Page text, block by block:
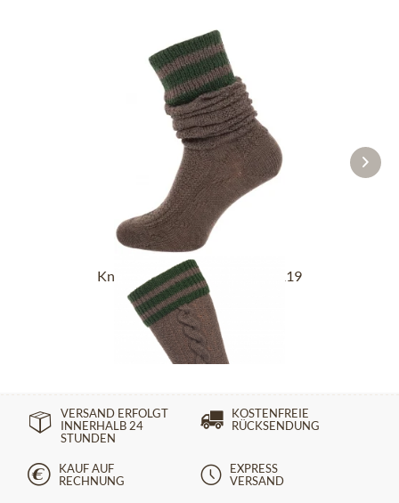
Kniebundstrümpfe L8995R-1119
mittelbraun tanne
24,90 €
VERSAND ERFOLGT
INNERHALB 24
STUNDEN
KOSTENFREIE
RÜCKSENDUNG
KAUF AUF
RECHNUNG
EXPRESS
VERSAND